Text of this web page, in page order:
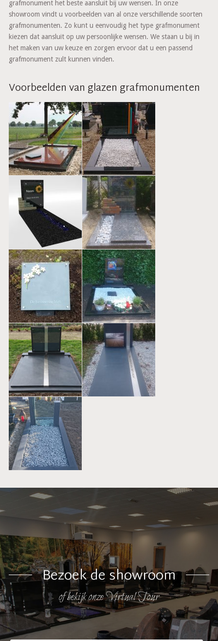
grafmonument het beste aansluit bij uw wensen. In onze
showroom vindt u voorbeelden van al onze verschillende soorten
grafmonumenten. Zo kunt u eenvoudig het type grafmonument
kiezen dat aansluit op uw persoonlijke wensen. We staan u bij in
het maken van uw keuze en zorgen ervoor dat u een passend
grafmonument zult kunnen vinden.
Voorbeelden van glazen grafmonumenten
Bezoek de showroom
of bekijk onze Virtual Tour